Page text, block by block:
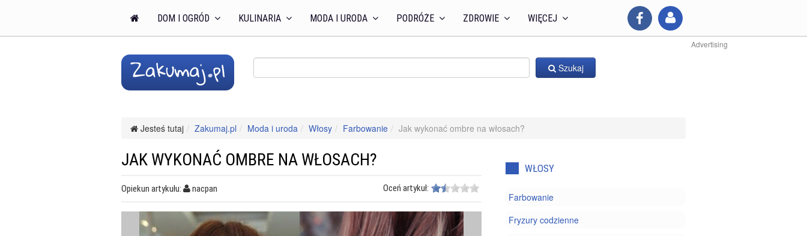
DOM I OGRÓD KULINARIA MODA I URODA PODRÓŻE ZDROWIE WIĘCEJ
Advertising
Szukaj
Jesteś tutaj Zakumaj.pl Moda i uroda Włosy Farbowanie Jak wykonać ombre na włosach?
JAK WYKONAĆ OMBRE NA WŁOSACH?
Opiekun artykułu: nacpan Oceń artykuł:
WŁOSY
Farbowanie
Fryzury codzienne